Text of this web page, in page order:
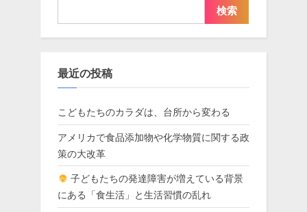
検索
最近の投稿
こどもたちのカラダは、台所から変わる
アメリカで食品添加物や化学物質に関する政
策の大改革
子どもたちの発達障害が増えている背景
にある「食生活」と生活習慣の乱れ